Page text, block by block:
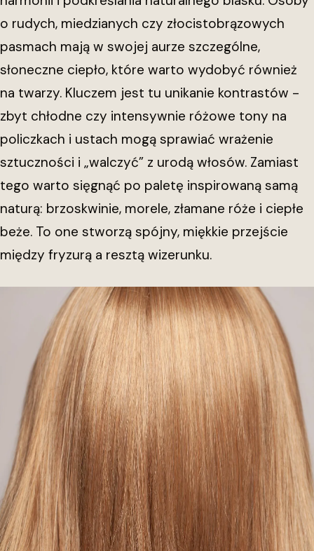
o rudych, miedzianych czy złocistobrązowych
pasmach mają w swojej aurze szczególne,
słoneczne ciepło, które warto wydobyć również
na twarzy. Kluczem jest tu unikanie kontrastów -
zbyt chłodne czy intensywnie różowe tony na
policzkach i ustach mogą sprawiać wrażenie
sztuczności i „walczyć” z urodą włosów. Zamiast
tego warto sięgnąć po paletę inspirowaną samą
naturą: brzoskwinie, morele, złamane róże i ciepłe
beże. To one stworzą spójny, miękkie przejście
między fryzurą a resztą wizerunku.